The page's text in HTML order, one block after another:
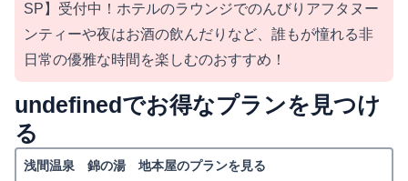
SP】受付中！ホテルのラウンジでのんびりアフタヌー
ンティーや夜はお酒の飲んだりなど、誰もが憧れる非
日常の優雅な時間を楽しむのおすすめ！
undefinedでお得なプランを見つけ
る
浅間温泉 錦の湯 地本屋のプランを見る